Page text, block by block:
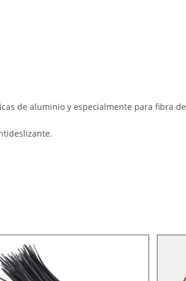
de aluminio y especialmente para fibra